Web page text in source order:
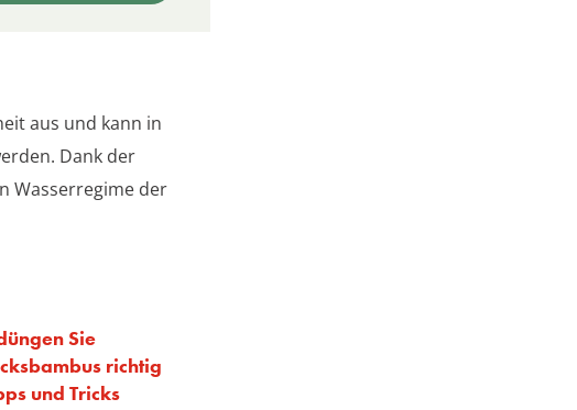
aus und kann in
Dank der
Wasserregime der
Sie
richtig
und Tricks